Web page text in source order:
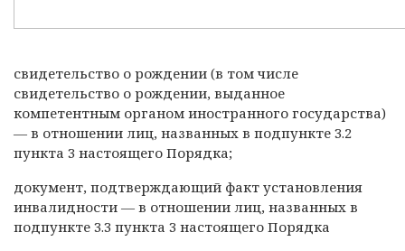
свидетельство о рождении (в том числе
свидетельство о рождении, выданное
компетентным органом иностранного государства)
— в отношении лиц, названных в подпункте 3.2
пункта 3 настоящего Порядка;
документ, подтверждающий факт установления
инвалидности — в отношении лиц, названных в
подпункте 3.3 пункта 3 настоящего Порядка